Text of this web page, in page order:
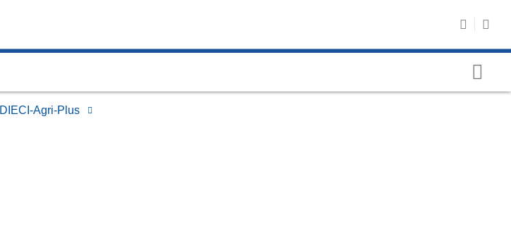
DIECI-Agri-Plus